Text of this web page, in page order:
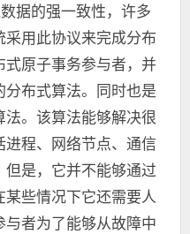
据的强一致性，许多
用此协议来完成分布
原子事务参与者，并
布式算法。同时也是
。该算法能够解决很
程、网络节点、通信
是，它并不能够通过
些情况下它还需要人
者为了能够从故障中